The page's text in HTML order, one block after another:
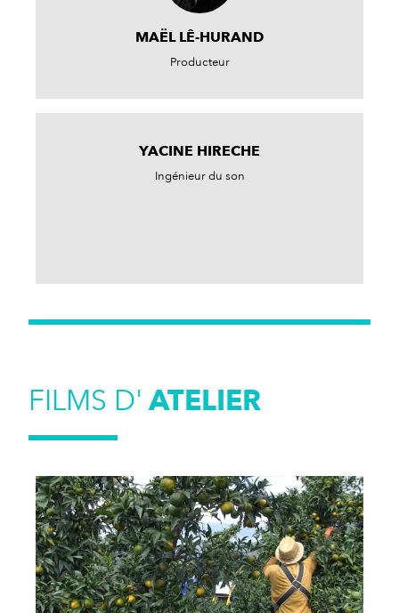
MAËL LÊ-HURAND
Producteur
YACINE HIRECHE
Ingénieur du son
FILMS D' ATELIER